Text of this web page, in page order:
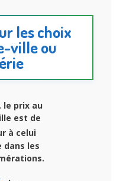
les choix
ville ou
le prix au
est de
à celui
dans les